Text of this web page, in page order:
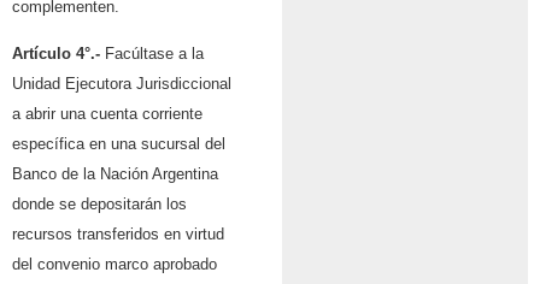
complementen.
Artículo 4°.- Facúltase a la
Unidad Ejecutora Jurisdiccional
a abrir una cuenta corriente
específica en una sucursal del
Banco de la Nación Argentina
donde se depositarán los
recursos transferidos en virtud
del convenio marco aprobado